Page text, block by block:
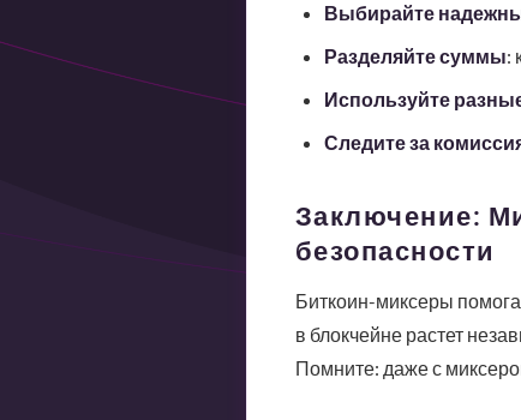
Выбирайте
Разделяйте суммы:
Используйте
Следите за
Заключение:
безопасности
Биткоин-миксеры
в блокчейне растет
Помните: даже с